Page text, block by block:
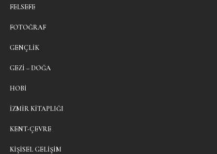
FELSEFE
FOTOĞRAF
GENÇLIK
GEZI – DOĞA
HOBI
İZMIR KITAPLIĞI
KENT-ÇEVRE
KIŞISEL GELIŞIM